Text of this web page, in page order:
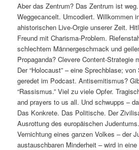
Aber das Zentrum? Das Zentrum ist
Weggecancelt. Umcodiert. Willkommen
ahistorischen Live-Orgie unserer Zeit.
Freund mit Charisma-Problem.
schlechtem Männergeschmack und
Propaganda? Clevere Content-Strategie
Der “Holocaust” – eine Sprechblase;
geredet im Podcast. Antisemitismus?
“Rassismus.” Viel zu viele Opfer.
and prayers to us all. Und schwupps –
Das Konkrete. Das Politische. Der
Ausrottung des europäischen
Vernichtung eines ganzen Volkes – der
austauschbaren Minderheit – wird in